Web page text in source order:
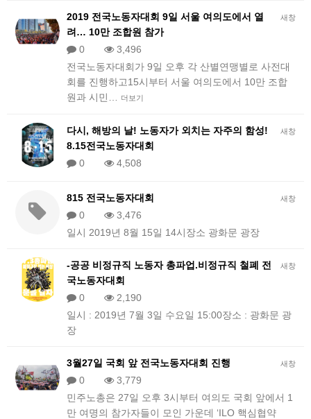
새창
2019 전국노동자대회 9일 서울 여의도에서 열
려… 10만 조합원 참가
0
3,496
전국노동자대회가 9일 오후 각 산별연맹별로 사전대
회를 진행하고15시부터 서울 여의도에서 10만 조합
원과 시민…
더보기
새창
다시, 해방의 날! 노동자가 외치는 자주의 함성!
8.15전국노동자대회
0
4,508
새창
815 전국노동자대회
0
3,476
일시 2019년 8월 15일 14시장소 광화문 광장
새창
-공공 비정규직 노동자 총파업.비정규직 철폐 전
국노동자대회
0
2,190
일시 : 2019년 7월 3일 수요일 15:00장소 : 광화문 광
장
새창
3월27일 국회 앞 전국노동자대회 진행
0
3,779
민주노총은 27일 오후 3시부터 여의도 국회 앞에서 1
만 여명의 참가자들이 모인 가운데 ‘ILO 핵심협약